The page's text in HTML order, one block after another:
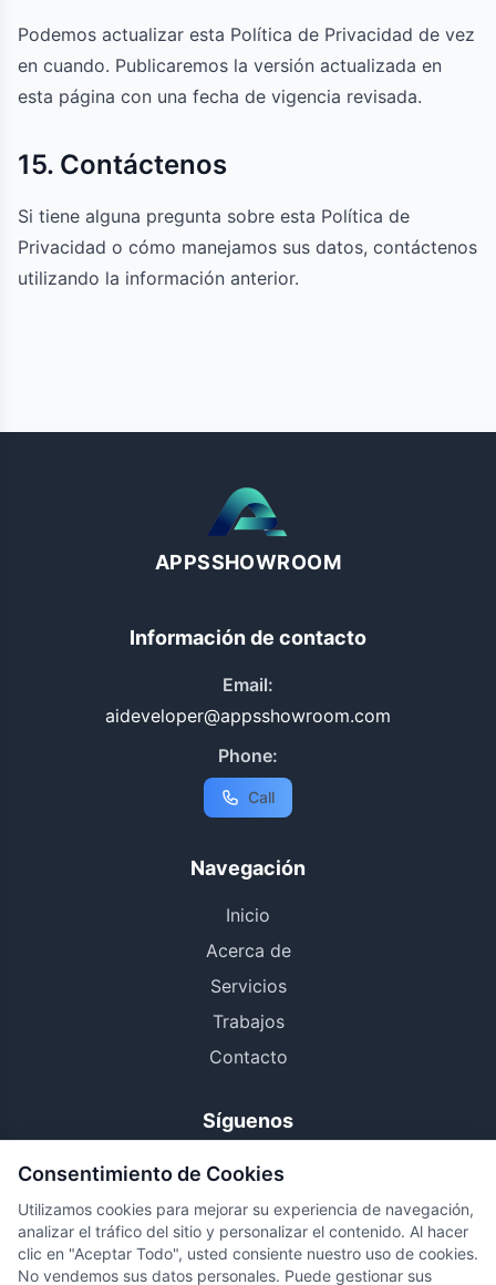
Podemos actualizar esta Política de Privacidad de vez
en cuando. Publicaremos la versión actualizada en
esta página con una fecha de vigencia revisada.
15. Contáctenos
Si tiene alguna pregunta sobre esta Política de
Privacidad o cómo manejamos sus datos, contáctenos
utilizando la información anterior.
APPSSHOWROOM
Información de contacto
Email:
aideveloper@appsshowroom.com
Phone:
Call
Navegación
Inicio
Acerca de
Servicios
Trabajos
Contacto
Síguenos
Política de Privacidad
Términos y Condiciones
Consentimiento de Cookies
Utilizamos cookies para mejorar su experiencia de navegación,
analizar el tráfico del sitio y personalizar el contenido. Al hacer
clic en "Aceptar Todo", usted consiente nuestro uso de cookies.
No vendemos sus datos personales. Puede gestionar sus